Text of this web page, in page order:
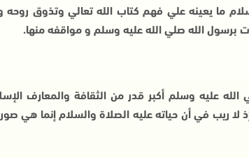
ما يعينه علي فهم كتاب الله تعالي وتذوق
برسول الله صلي الله عليه وسلم و مواقفه منها.
عليه وسلم أكبر قدر من الثقافة والمعارف
لا ريب في أن حياته عليه الصلاة والسلام إنما هي